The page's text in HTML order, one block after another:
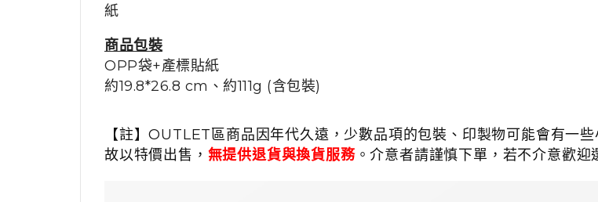
紙
商品包裝
OPP袋+產標貼紙
約19.8*26.8 cm、 約111g (含包裝)
【註】OUTLET區商品因年代久遠，少數品項的包裝、印製物可能會有一
故以特價出售， 無提供退貨與換貨服務。介意者請謹慎下單，若不介意歡迎